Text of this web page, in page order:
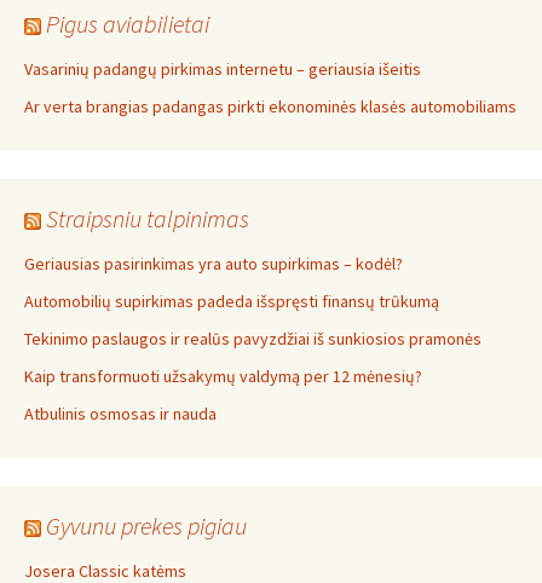
Pigus aviabilietai
Vasarinių padangų pirkimas internetu – geriausia išeitis
Ar verta brangias padangas pirkti ekonominės klasės automobiliams
Straipsniu talpinimas
Geriausias pasirinkimas yra auto supirkimas – kodėl?
Automobilių supirkimas padeda išspręsti finansų trūkumą
Tekinimo paslaugos ir realūs pavyzdžiai iš sunkiosios pramonės
Kaip transformuoti užsakymų valdymą per 12 mėnesių?
Atbulinis osmosas ir nauda
Gyvunu prekes pigiau
Josera Classic katėms